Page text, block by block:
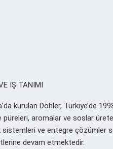
İŞ TANIMI
kurulan Döhler, Türkiye’de
aromalar ve soslar
ve entegre çözümler
devam etmektedir.